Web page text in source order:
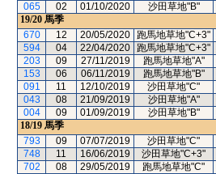
065
02 01/10/2020 沙田草地"B"
19/20 馬季
670
12 20/05/2020 跑馬地草地"C+3"
594
04 22/04/2020 跑馬地草地"C+3"
203
09 27/11/2019 跑馬地草地"A"
153
06 06/11/2019 跑馬地草地"B"
091
11 12/10/2019 沙田草地"C"
043
08 21/09/2019 沙田草地"A"
004
09 01/09/2019 沙田草地"B"
18/19 馬季
793
09 07/07/2019 沙田草地"C"
748
11 16/06/2019 沙田草地"C+3"
702
08 29/05/2019 跑馬地草地"C"